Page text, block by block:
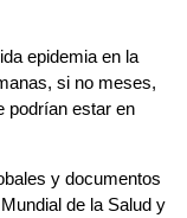
epidemia en la
si no meses,
podrían estar en
y documentos
de la Salud y